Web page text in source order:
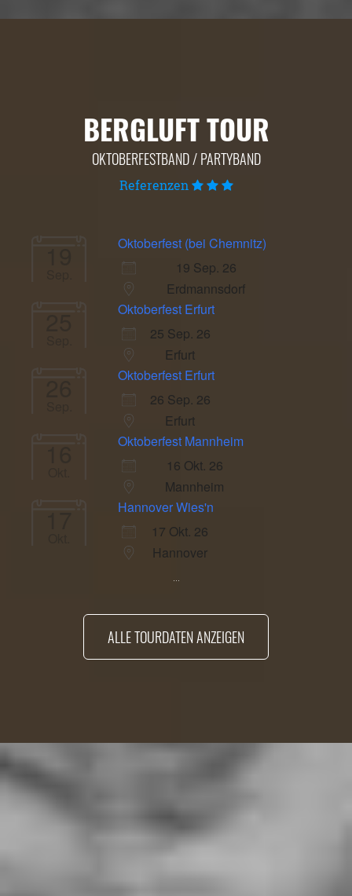
BERGLUFT TOUR
OKTOBERFESTBAND / PARTYBAND
Referenzen
19
Oktoberfest (bei Chemnitz)
19 Sep. 26
Erdmannsdorf
25
Oktoberfest Erfurt
25 Sep. 26
Erfurt
26
Oktoberfest Erfurt
26 Sep. 26
Erfurt
16
Oktoberfest Mannheim
16 Okt. 26
Mannheim
17
Hannover Wies'n
17 Okt. 26
Hannover
...
ALLE TOURDATEN ANZEIGEN